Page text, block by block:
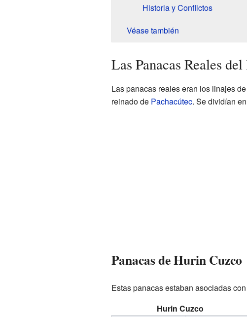
Historia y Conflictos
Véase también
Las Panacas Reales
Las panacas reales eran los linajes
reinado de Pachacútec. Se dividían
Panacas de Hurin Cuzco
Estas panacas estaban asociadas
Hurin Cuzco